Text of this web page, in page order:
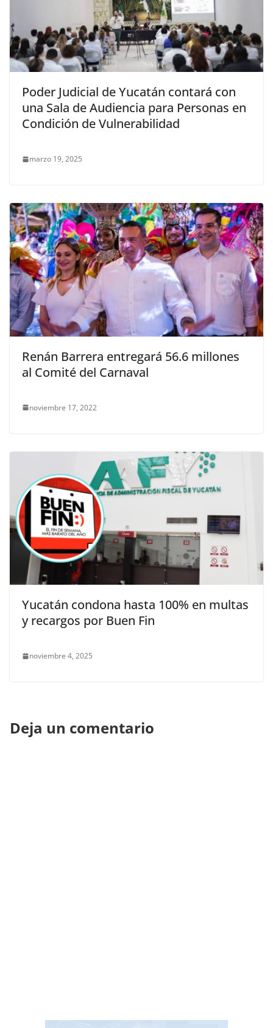
Poder Judicial de Yucatán contará con
una Sala de Audiencia para Personas en
Condición de Vulnerabilidad
marzo 19, 2025
Renán Barrera entregará 56.6 millones
al Comité del Carnaval
noviembre 17, 2022
Yucatán condona hasta 100% en multas
y recargos por Buen Fin
noviembre 4, 2025
Deja un comentario